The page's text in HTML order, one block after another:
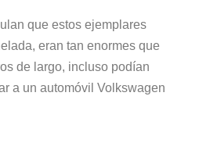
que estos ejemplares
eran tan enormes que
de largo, incluso podían
a un automóvil Volkswagen